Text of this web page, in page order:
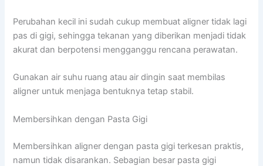
Perubahan kecil ini sudah cukup membuat aligner tidak lagi
pas di gigi, sehingga tekanan yang diberikan menjadi tidak
akurat dan berpotensi mengganggu rencana perawatan.
Gunakan air suhu ruang atau air dingin saat membilas
aligner untuk menjaga bentuknya tetap stabil.
Membersihkan dengan Pasta Gigi
Membersihkan aligner dengan pasta gigi terkesan praktis,
namun tidak disarankan. Sebagian besar pasta gigi